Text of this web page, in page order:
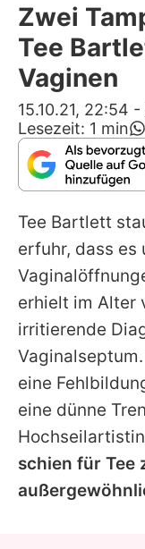
Alle
Zwei
Tee
Vaginen
15.10.21, 22:54 -
Lesezeit: 1 min
Tee Bartlett
erfuhr, dass es
erhielt im Alter
irritierende
eine
eine dünne
schien für Tee